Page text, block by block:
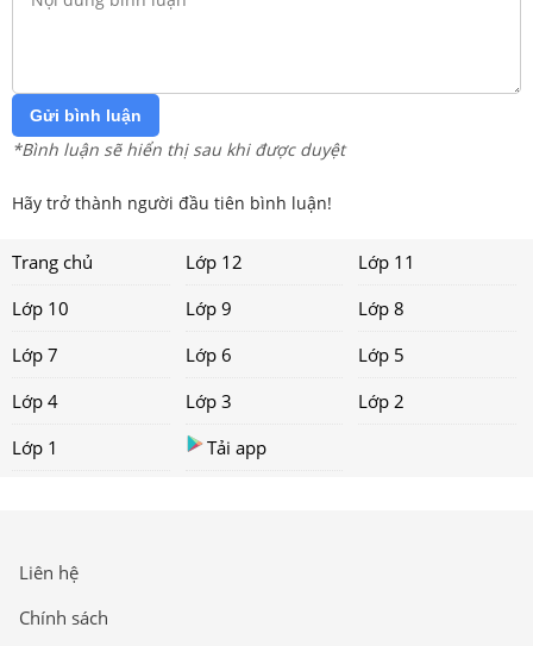
Gửi bình luận
*Bình luận sẽ hiển thị sau khi được duyệt
Hãy trở thành người đầu tiên bình luận!
Trang chủ Lớp 12
Lớp 11
Lớp 10
Lớp 9
Lớp 8
Lớp 7
Lớp 6
Lớp 5
Lớp 4
Lớp 3
Lớp 2
Lớp 1
Tải app
Liên hệ
Chính sách